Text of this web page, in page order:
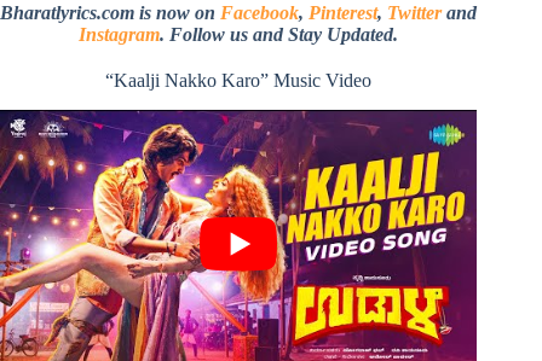
Bharatlyrics.com is now on Facebook, Pinterest, Twitterand
Instagram. Follow us and Stay Updated.
“Kaalji Nakko Karo” Music Video